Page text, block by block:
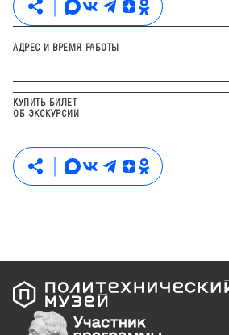
ОБ ЭКСКУРСИИ
АДРЕС И ВРЕМЯ РАБОТЫ
КУПИТЬ БИЛЕТ